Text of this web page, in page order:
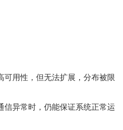
用性，但无法扩展，分布被限
异常时，仍能保证系统正常运